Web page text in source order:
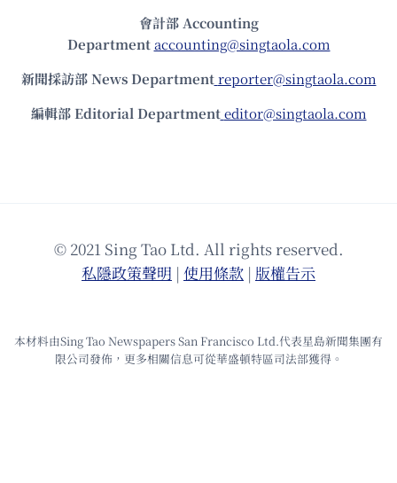
會計部 Accounting
Department accounting@singtaola.com
新聞採訪部 News Department reporter@singtaola.com
編輯部 Editorial Department editor@singtaola.com
© 2021 Sing Tao Ltd. All rights reserved.
私隱政策聲明 | 使⽤條款 | 版權告⽰
本材料由Sing Tao Newspapers San Francisco Ltd.代表星島新聞集團有
限公司發佈，更多相關信息可從華盛頓特區司法部獲得。